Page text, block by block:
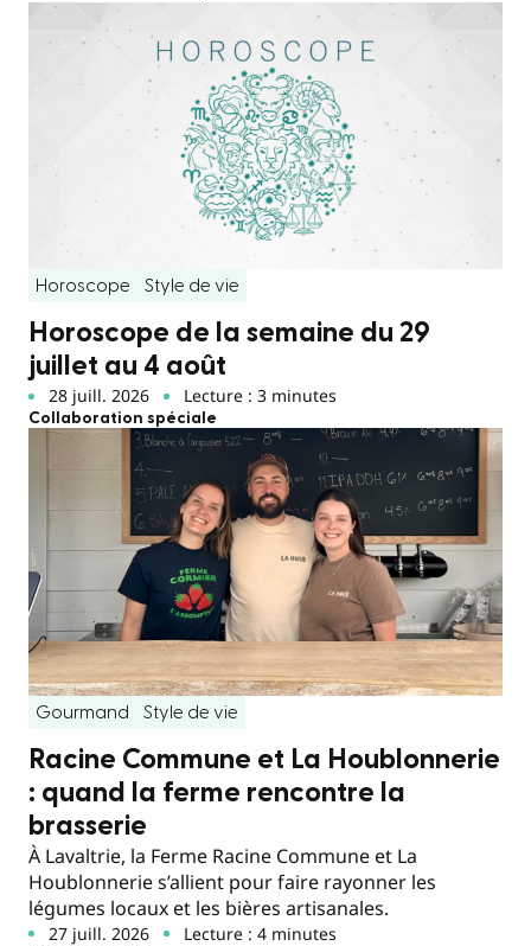
Horoscope Style de vie
Horoscope de la semaine du 29
juillet au 4 août
28 juill. 2026 Lecture : 3 minutes
Collaboration spéciale
Gourmand Style de vie
Racine Commune et La Houblonnerie
: quand la ferme rencontre la
brasserie
À Lavaltrie, la Ferme Racine Commune et La
Houblonnerie s’allient pour faire rayonner les
légumes locaux et les bières artisanales.
27 juill. 2026 Lecture : 4 minutes